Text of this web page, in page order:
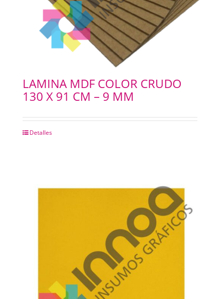
LAMINA MDF COLOR CRUDO
130 X 91 CM – 9 MM
Detalles